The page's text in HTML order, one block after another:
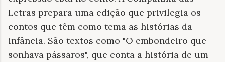
Letras prepara uma edição que privilegia os
contos que têm como tema as histórias da
infância. São textos como "O embondeiro que
sonhava pássaros", que conta a história de um